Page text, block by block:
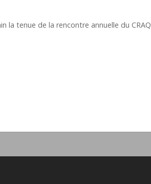
la tenue de la rencontre annuelle du CRAQ